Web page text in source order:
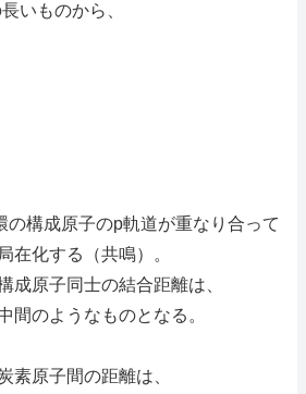
いものから、
構成原子のp軌道が重なり合って
在化する（共鳴）。
成原子同士の結合距離は、
間のようなものとなる。
素原子間の距離は、